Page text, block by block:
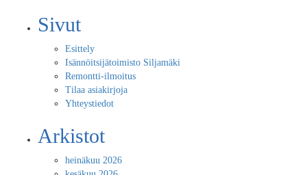
Sivut
Esittely
Isännöitsijätoimisto Siljamäki
Remontti-ilmoitus
Tilaa asiakirjoja
Yhteystiedot
Arkistot
heinäkuu 2026